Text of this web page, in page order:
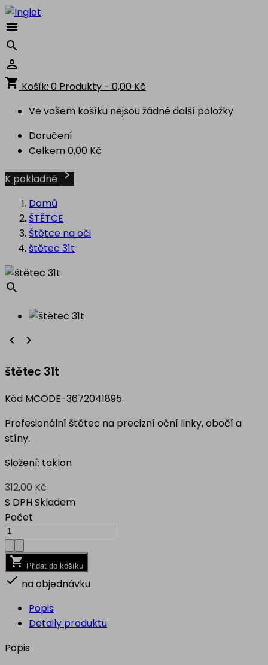



shopping_cart Košík: 0 Produkty - 0,00 Kč
Ve vašem košíku nejsou žádné další položky
Doručení
Celkem0,00 Kč
K pokladně
Domů
ŠTĚTCE
Štětce na oči
štětec 31t
search
 
štětec 31t
Kód MCODE-3672041895
Profesionální štětec na precizní oční linky, obočí a
stíny.
Složení: taklon
312,00 Kč
S DPHSkladem
Počet
 Přidat do košíku
 na objednávku
Popis
Detaily produktu
Popis